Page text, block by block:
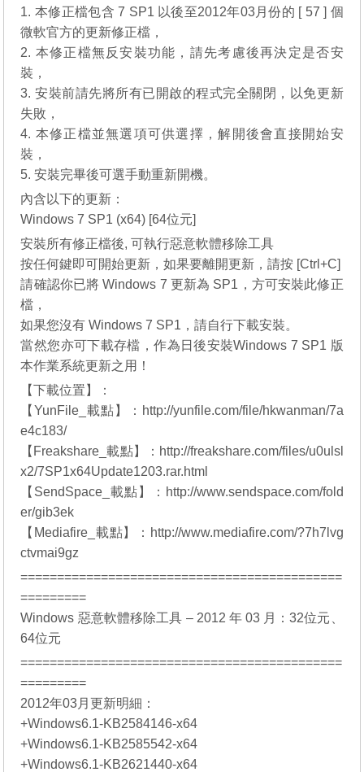
1. 本修正檔包含 7 SP1 以後至2012年03月份的 [ 57 ] 個
微軟官方的更新修正檔，
2. 本修正檔無反安裝功能，請先考慮後再決定是否安
裝，
3. 安裝前請先將所有已開啟的程式完全關閉，以免更新
失敗，
4. 本修正檔並無選項可供選擇，解開後會直接開始安
裝，
5. 安裝完畢後可選手動重新開機。
內含以下的更新：
Windows 7 SP1 (x64) [64位元]
安裝所有修正檔後, 可執行惡意軟體移除工具
按任何鍵即可開始更新，如果要離開更新，請按 [Ctrl+C]
請確認你已將 Windows 7 更新為 SP1，方可安裝此修正
檔，
如果您沒有 Windows 7 SP1，請自行下載安裝。
當然您亦可下載存檔，作為日後安裝Windows 7 SP1 版
本作業系統更新之用！
【下載位置】：
【YunFile_載點】：http://yunfile.com/file/hkwanman/7a
e4c183/
【Freakshare_載點】：http://freakshare.com/files/u0ulsl
x2/7SP1x64Update1203.rar.html
【SendSpace_載點】：http://www.sendspace.com/fold
er/gib3ek
【Mediafire_載點】：http://www.mediafire.com/?7h7lvg
ctvmai9gz
============================================
=========
Windows 惡意軟體移除工具 – 2012 年 03 月：32位元、
64位元
============================================
=========
2012年03月更新明細：
+Windows6.1-KB2584146-x64
+Windows6.1-KB2585542-x64
+Windows6.1-KB2621440-x64